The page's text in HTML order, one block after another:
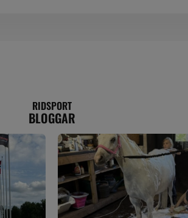
RIDSPORT
BLOGGAR